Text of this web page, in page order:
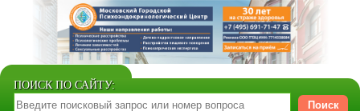
ПОИСК ПО САЙТУ: